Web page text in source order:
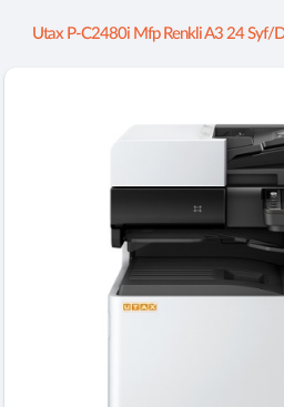
Utax P-C2480i Mfp Renkli A3 24 Syf/